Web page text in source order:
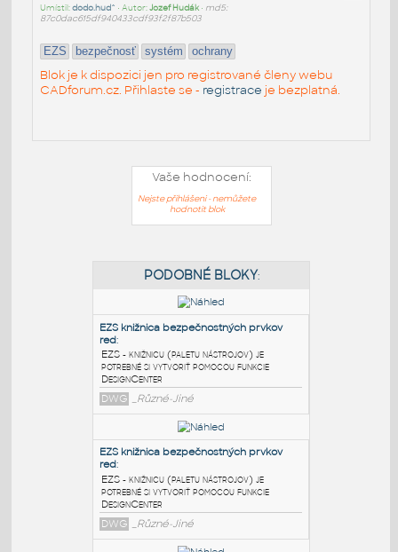
Umístil:dodo.hud^ • Autor:Jozef Hudák• md5:
87c0dac615df940433cdf93f2f87b503
EZS bezpečnosť systém ochrany
Blok je k dispozici jen pro registrované členy webu
CADforum.cz. Přihlaste se - registrace je bezplatná.
Vaše hodnocení:
Nejste přihlášeni - nemůžete
hodnotit blok
PODOBNÉ BLOKY
EZS knižnica bezpečnostných prvkov
red:
EZS - knižnicu (paletu nástrojov) je
potrebné si vytvoriť pomocou funkcie
DesignCenter